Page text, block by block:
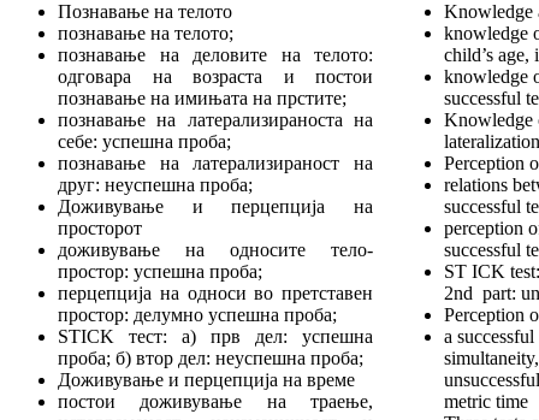
Познавање на телото
познавање на телото;
познавање на деловите на телото:
одговара на возраста и постои
познавање на имињата на прстите;
познавање на латерализираноста на
себе: успешна проба;
познавање на латерализираност на
друг: неуспешна проба;
Доживување и перцепција на
просторот
доживување на односите тело-
простор: успешна проба;
перцепција на односи во претставен
простор: делумно успешна проба;
STICK тест: а) прв дел: успешна
проба; б) втор дел: неуспешна проба;
Доживување и перцепција на време
постои доживување на траење,
Knowledge
knowledge
child’s
knowledge
successful
Knowledge
Perception
relations
successful
perception
successful
ST ICK
2nd part:
Perception
a
metric time